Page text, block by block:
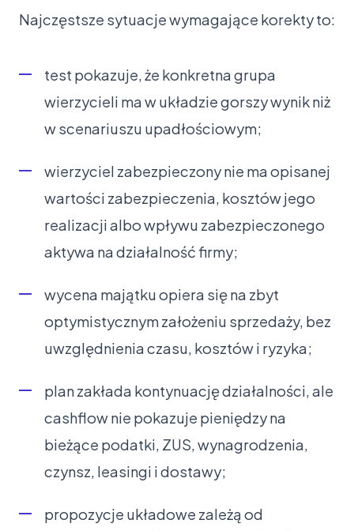
Najczęstsze sytuacje wymagające korekty to:
test pokazuje, że konkretna grupa
wierzycieli ma w układzie gorszy wynik niż
w scenariuszu upadłościowym;
wierzyciel zabezpieczony nie ma opisanej
wartości zabezpieczenia, kosztów jego
realizacji albo wpływu zabezpieczonego
aktywa na działalność firmy;
wycena majątku opiera się na zbyt
optymistycznym założeniu sprzedaży, bez
uwzględnienia czasu, kosztów i ryzyka;
plan zakłada kontynuację działalności, ale
cashflow nie pokazuje pieniędzy na
bieżące podatki, ZUS, wynagrodzenia,
czynsz, leasingi i dostawy;
propozycje układowe zależą od